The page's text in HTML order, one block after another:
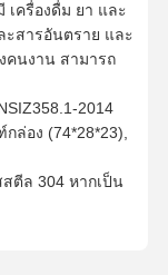
เครื่องดื่ม ยา และ
ะสารอันตราย และ
คนงาน สามารถ
2014
ล่อง (74*28*23),
ตีล 304 หากเป็น